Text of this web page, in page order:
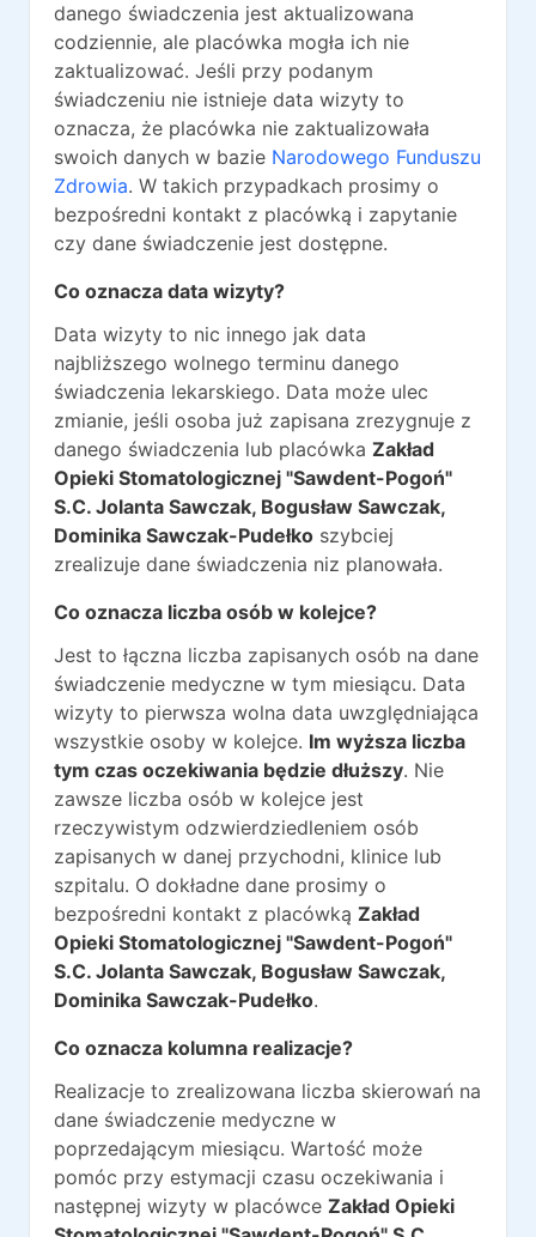
danego świadczenia jest aktualizowana
codziennie, ale placówka mogła ich nie
zaktualizować. Jeśli przy podanym
świadczeniu nie istnieje data wizyty to
oznacza, że placówka nie zaktualizowała
swoich danych w bazie Narodowego Funduszu
Zdrowia. W takich przypadkach prosimy o
bezpośredni kontakt z placówką i zapytanie
czy dane świadczenie jest dostępne.
Co oznacza data wizyty?
Data wizyty to nic innego jak data
najbliższego wolnego terminu danego
świadczenia lekarskiego. Data może ulec
zmianie, jeśli osoba już zapisana zrezygnuje z
danego świadczenia lub placówka Zakład
Opieki Stomatologicznej "Sawdent-Pogoń"
S.C. Jolanta Sawczak, Bogusław Sawczak,
Dominika Sawczak-Pudełko szybciej
zrealizuje dane świadczenia niz planowała.
Co oznacza liczba osób w kolejce?
Jest to łączna liczba zapisanych osób na dane
świadczenie medyczne w tym miesiącu. Data
wizyty to pierwsza wolna data uwzględniająca
wszystkie osoby w kolejce. Im wyższa liczba
tym czas oczekiwania będzie dłuższy. Nie
zawsze liczba osób w kolejce jest
rzeczywistym odzwierdziedleniem osób
zapisanych w danej przychodni, klinice lub
szpitalu. O dokładne dane prosimy o
bezpośredni kontakt z placówką Zakład
Opieki Stomatologicznej "Sawdent-Pogoń"
S.C. Jolanta Sawczak, Bogusław Sawczak,
Dominika Sawczak-Pudełko.
Co oznacza kolumna realizacje?
Realizacje to zrealizowana liczba skierowań na
dane świadczenie medyczne w
poprzedającym miesiącu. Wartość może
pomóc przy estymacji czasu oczekiwania i
następnej wizyty w placówce Zakład Opieki